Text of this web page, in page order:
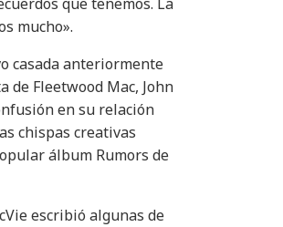
mucho».
casada anteriormente
de Fleetwood Mac, John
en su relación
chispas creativas
álbum Rumors de
escribió algunas de